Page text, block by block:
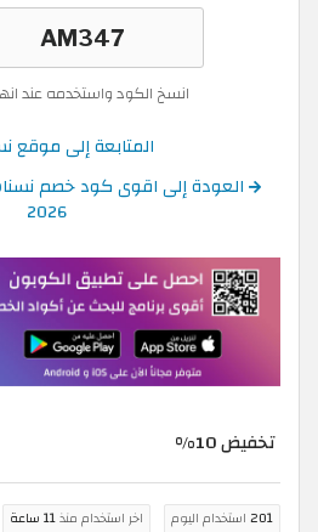
انسخ الكود واستخدمه عند
المتابعة إلى
العودة إلى اقوى كود خصم
2026
تخفيض 10%
201 استخدام اليوم اخر استخدام منذ11 ساعة